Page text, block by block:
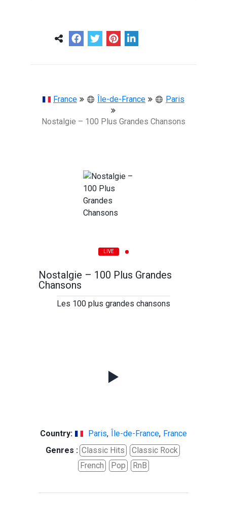
France Île-de-France Paris
Nostalgie – 100 Plus Grandes Chansons
LIVE
Nostalgie – 100 Plus Grandes
Chansons
Les 100 plus grandes chansons
Country: Paris, Île-de-France, France
Genres : Classic Hits
Classic Rock
French
Pop RnB